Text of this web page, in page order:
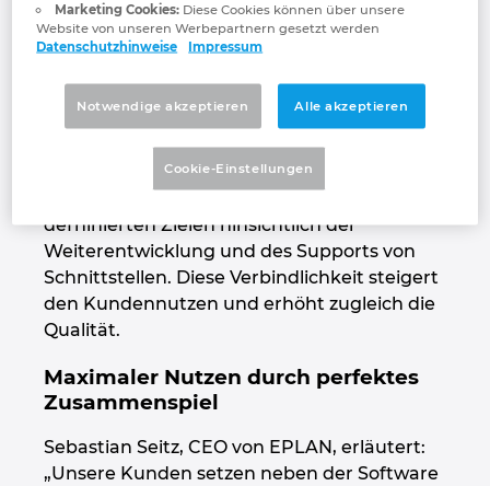
Monheim, 11. Januar 2021 – Zu Beginn des
Jahres 2021 hat Lösungsanbieter EPLAN das
existierenden und neuen Partnerschaften
einen Rahmen für die gemeinsame
Weiterentwicklung und Vermarktung von
Schnittstellen gibt. Die EPN-Partnerschaft
defninierten Zielen hinsichtlich der
Weiterentwicklung und des Supports von
Schnittstellen. Diese Verbindlichkeit steigert
den Kundennutzen und erhöht zugleich die
Qualität.
Maximaler Nutzen durch perfektes
Zusammenspiel
Sebastian Seitz, CEO von EPLAN, erläutert:
„Unsere Kunden setzen neben der Software
Israel
Japan
Kolumbien
Kroatien
Luxemburg
Malaysia
Marketing Cookies:Diese Cookies können über unsere
Website von unseren Werbepartnern gesetzt werden
Datenschutzhinweise
Impressum
Notwendige akzeptieren Alle akzeptieren
Cookie-Einstellungen